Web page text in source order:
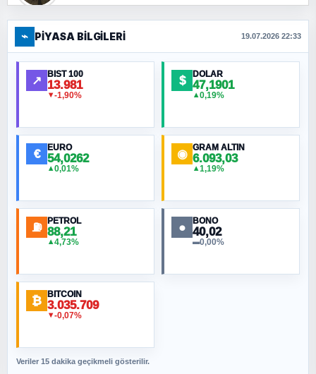
FERHAT BÜYÜKKALKAN
Ankara Zirvesi: NATO Toplantısı mı, Yeni
Ortadoğu Haritasının Provası mı?
MURAT ÖZKAN
NURETTIN BÖLÜK
ORHAN KILIÇOĞLU
Fahişeye beyinli bir müstevli alçağına
SAVAŞ ŞAHİN
⌁ PIYASA BILGILERI 19.07.2026 22:33
↗ BIST 100
13.981
▼-1,90%
$ DOLAR
47,1901
▲0,19%
€ EURO
54,0262
▲0,01%
◉ GRAM ALTIN
6.093,03
▲1,19%
⛽ PETROL
88,21
▲4,73%
● BONO
40,02
▬0,00%
₿ BITCOIN
3.035.709
▼-0,07%
Veriler 15 dakika geçikmeli gösterilir.